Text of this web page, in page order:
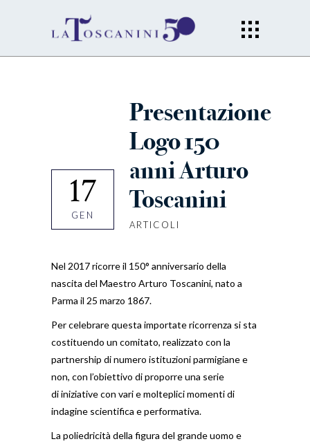
17
GEN
Presentazione
Logo 150
anni Arturo
Toscanini
ARTICOLI
Nel 2017 ricorre il 150° anniversario della
nascita del Maestro Arturo Toscanini, nato a
Parma il 25 marzo 1867.
Per celebrare questa importate ricorrenza si sta
costituendo un comitato, realizzato con la
partnership di numero istituzioni parmigiane e
non, con l’obiettivo di proporre una serie
di iniziative con vari e molteplici momenti di
indagine scientifica e performativa.
La poliedricità della figura del grande uomo e